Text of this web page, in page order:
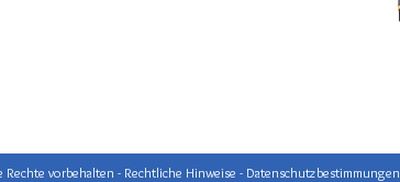
vorbehalten - Rechtliche Hinweise - Datenschutzbestimmungen